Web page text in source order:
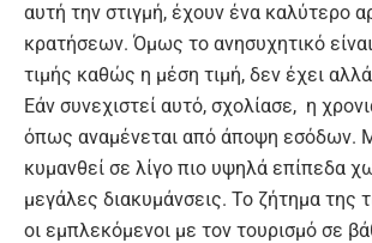
αυτή την στιγμή, έχουν ένα καλύτερο
κρατήσεων. Όμως το ανησυχητικό
τιμής καθώς η μέση τιμή, δεν έχει
Εάν συνεχιστεί αυτό, σχολίασε, η
όπως αναμένεται από άποψη εσόδων.
κυμανθεί σε λίγο πιο υψηλά επίπεδα
μεγάλες διακυμάνσεις. Το ζήτημα της
οι εμπλεκόμενοι με τον τουρισμό σε